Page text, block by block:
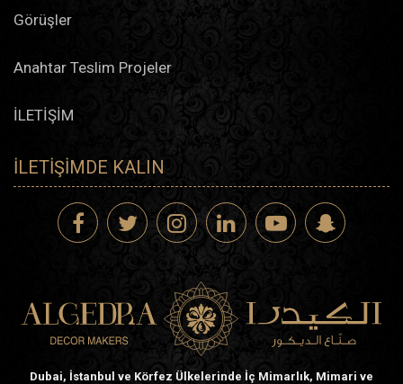
Görüşler
Anahtar Teslim Projeler
İLETİŞİM
İLETIŞIMDE KALIN
Dubai, İstanbul ve Körfez Ülkelerinde İç Mimarlık, Mimari ve